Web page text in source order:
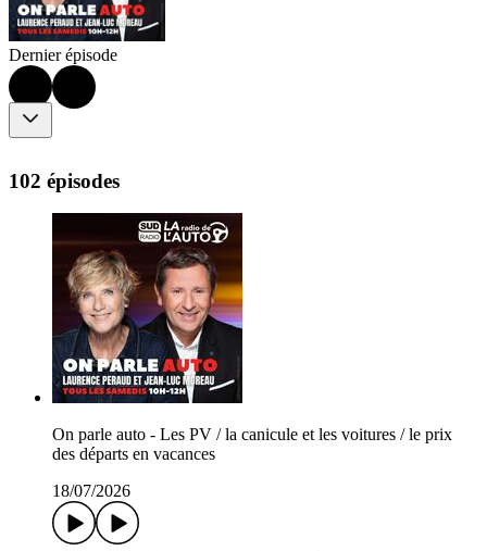
Dernier épisode
102 épisodes
On parle auto - Les PV / la canicule et les voitures / le prix
des départs en vacances
18/07/2026